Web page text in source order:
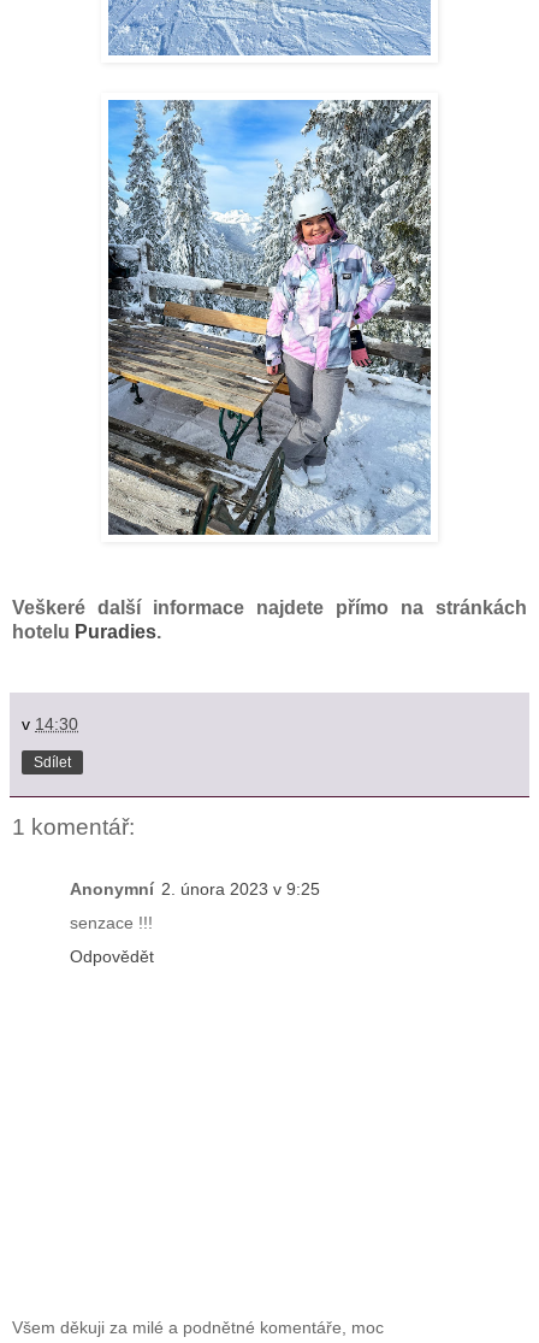
Veškeré další informace najdete přímo na stránkách
hotelu Puradies.
v 14:30
Sdílet
1 komentář:
Anonymní 2. února 2023 v 9:25
senzace !!!
Odpovědět
Všem děkuji za milé a podnětné komentáře, moc